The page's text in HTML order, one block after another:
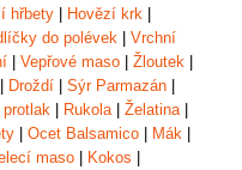
hřbety | Hovězí krk |
do polévek | Vrchní
| Vepřové maso | Žloutek |
| Droždí | Sýr Parmazán |
| Rukola | Želatina |
| Ocet Balsamico | Mák |
maso | Kokos |